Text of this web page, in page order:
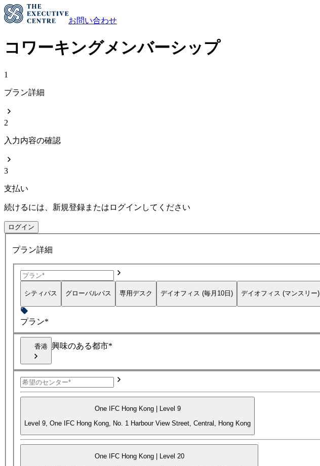
お問い合わせ
コワーキングメンバーシップ
1
プラン詳細
2
入力内容の確認
3
支払い
続けるには、新規登録またはログインしてください
ログイン
プラン詳細
シティパス グローバルパス 専用デスク デイオフィス (毎月10日) デイオフィス (マンスリー)
プラン*
香港 興味のある都市*
One IFC Hong Kong | Level 9
Level 9, One IFC Hong Kong, No. 1 Harbour View Street, Central, Hong Kong
One IFC Hong Kong | Level 20